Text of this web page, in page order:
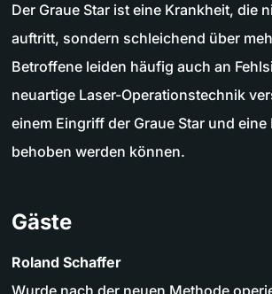
Der Graue Star ist eine Krankheit, die
auftritt, sondern schleichend über
Betroffene leiden häufig auch an
neuartige Laser-Operationstechnik
einem Eingriff der Graue Star und
behoben werden können.
Gäste
Roland Schaffer